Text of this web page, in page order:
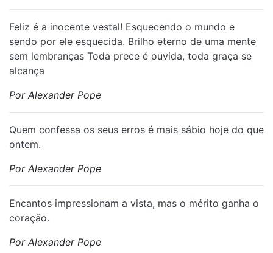
Feliz é a inocente vestal! Esquecendo o mundo e
sendo por ele esquecida. Brilho eterno de uma mente
sem lembranças Toda prece é ouvida, toda graça se
alcança
Por Alexander Pope
Quem confessa os seus erros é mais sábio hoje do que
ontem.
Por Alexander Pope
Encantos impressionam a vista, mas o mérito ganha o
coração.
Por Alexander Pope